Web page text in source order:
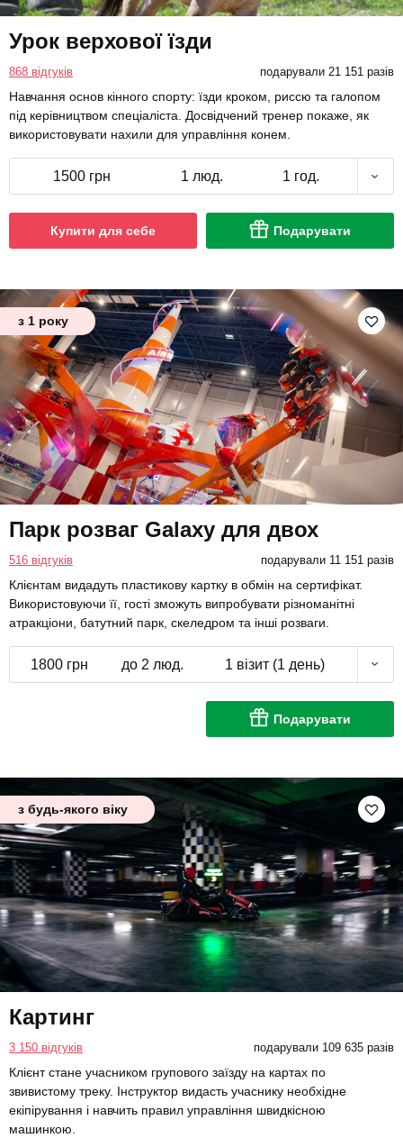
Урок верхової їзди
868 відгуків подарували 21 151 разів
Навчання основ кінного спорту: їзди кроком, риссю та галопом
під керівництвом спеціаліста. Досвідчений тренер покаже, як
використовувати нахили для управління конем.
1500 грн 1 люд. 1 год.
Купити для себе Подарувати
з 1 року
Парк розваг Galaxy для двох
516 відгуків подарували 11 151 разів
Клієнтам видадуть пластикову картку в обмін на сертифікат.
Використовуючи її, гості зможуть випробувати різноманітні
атракціони, батутний парк, скеледром та інші розваги.
1800 грн до 2 люд. 1 візит (1 день)
Подарувати
з будь-якого віку
Картинг
3 150 відгуків подарували 109 635 разів
Клієнт стане учасником групового заїзду на картах по
звивистому треку. Інструктор видасть учаснику необхідне
екіпірування і навчить правил управління швидкісною
машинкою.